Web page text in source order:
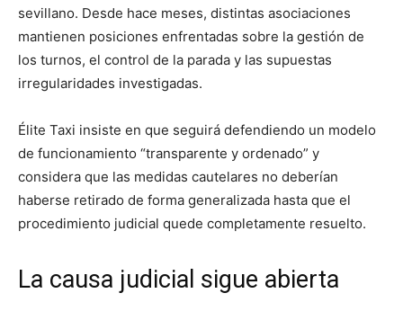
sevillano. Desde hace meses, distintas asociaciones
mantienen posiciones enfrentadas sobre la gestión de
los turnos, el control de la parada y las supuestas
irregularidades investigadas.
Élite Taxi insiste en que seguirá defendiendo un modelo
de funcionamiento “transparente y ordenado” y
considera que las medidas cautelares no deberían
haberse retirado de forma generalizada hasta que el
procedimiento judicial quede completamente resuelto.
La causa judicial sigue abierta